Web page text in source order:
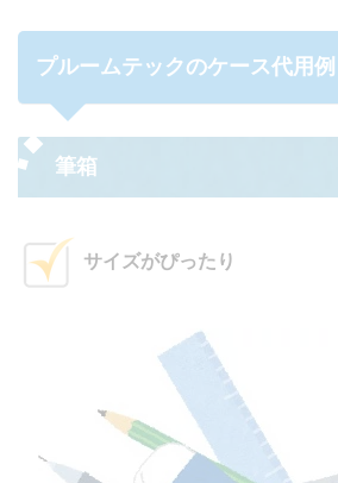
プルームテックのケース代用例
筆箱
サイズがぴったり